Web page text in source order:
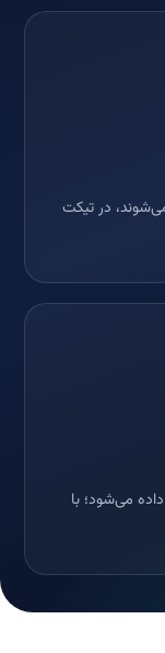
در تیکت
داده می‌شود؛ با